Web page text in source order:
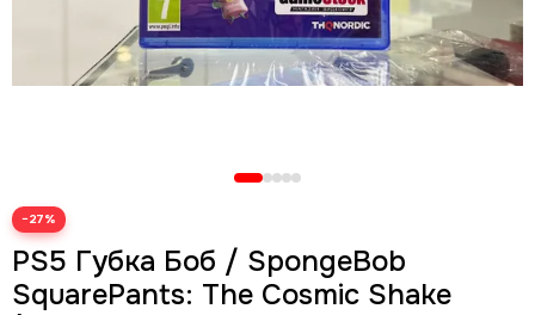
−27%
PS5 Губка Боб / SpongeBob
SquarePants: The Cosmic Shake